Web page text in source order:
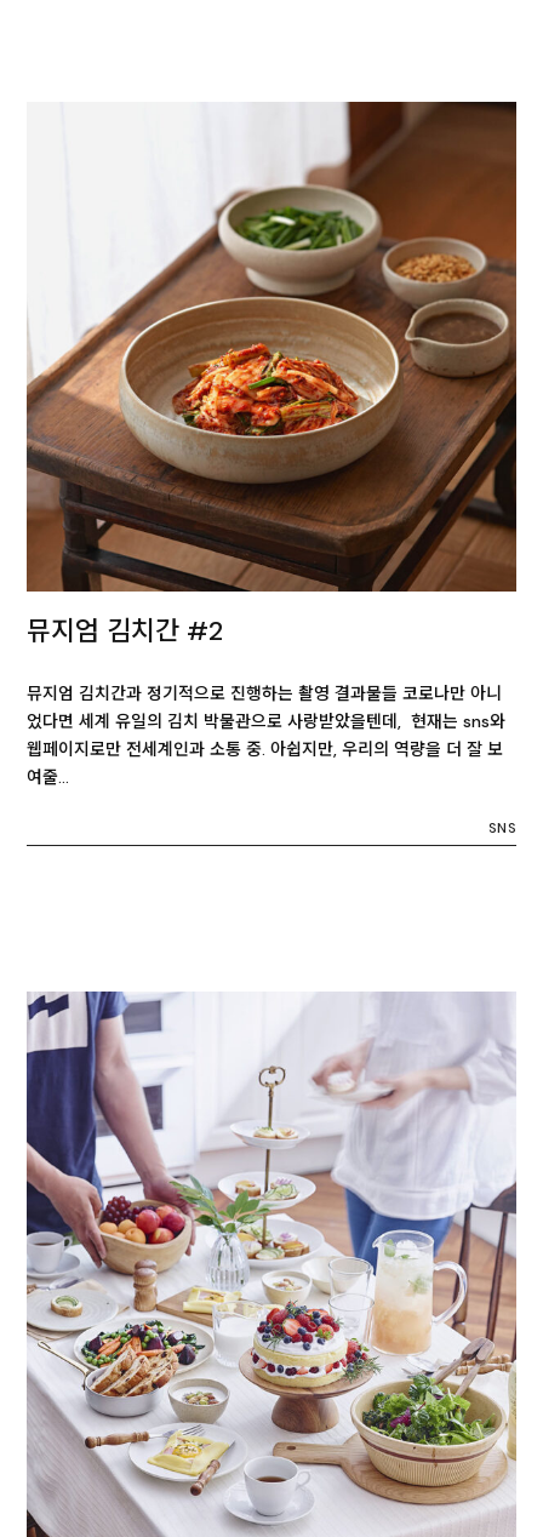
뮤지엄 김치간 #2
뮤지엄 김치간과 정기적으로 진행하는 촬영 결과물들 코로나만 아니
었다면 세계 유일의 김치 박물관으로 사랑받았을텐데, 현재는 sns와
웹페이지로만 전세계인과 소통 중. 아쉽지만, 우리의 역량을 더 잘 보
여줄…
SNS